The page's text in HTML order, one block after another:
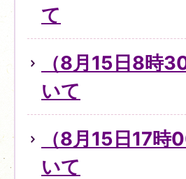
て
（8月15日8時
いて
（8月15日17
いて